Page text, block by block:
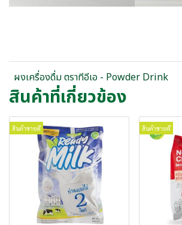
ผงเครื่องดื่ม ตราทีอีเอ - Powder Drink
สินค้าที่เกี่ยวข้อง
สินค้าขายดี สินค้าขายดี